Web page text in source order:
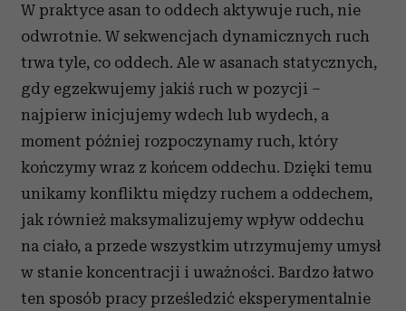
W praktyce asan to oddech aktywuje ruch, nie
odwrotnie. W sekwencjach dynamicznych ruch
trwa tyle, co oddech. Ale w asanach statycznych,
gdy egzekwujemy jakiś ruch w pozycji –
najpierw inicjujemy wdech lub wydech, a
moment później rozpoczynamy ruch, który
kończymy wraz z końcem oddechu. Dzięki temu
unikamy konfliktu między ruchem a oddechem,
jak również maksymalizujemy wpływ oddechu
na ciało, a przede wszystkim utrzymujemy umysł
w stanie koncentracji i uważności. Bardzo łatwo
ten sposób pracy prześledzić eksperymentalnie